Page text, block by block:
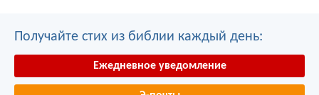
Получайте стих из библии каждый день:
Ежедневное уведомление